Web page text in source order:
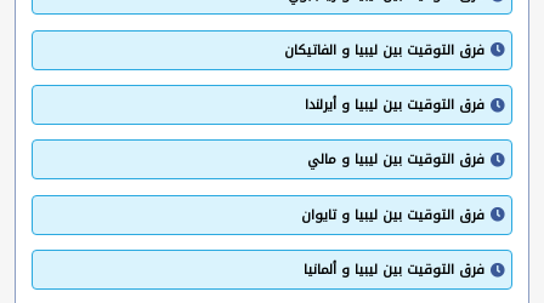
فرق التوقيت بين ليبيا و الفاتيكان
فرق التوقيت بين ليبيا و أيرلندا
فرق التوقيت بين ليبيا و مالي
فرق التوقيت بين ليبيا و تايوان
فرق التوقيت بين ليبيا و ألمانيا